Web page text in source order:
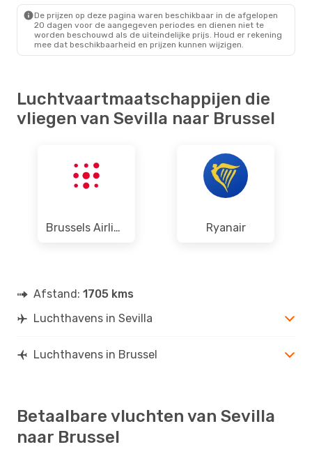
De prijzen op deze pagina waren beschikbaar in de afgelopen
20 dagen voor de aangegeven periodes en dienen niet te
worden beschouwd als de uiteindelijke prijs. Houd er rekening
mee dat beschikbaarheid en prijzen kunnen wijzigen.
Luchtvaartmaatschappijen die
vliegen van Sevilla naar Brussel
Brussels Airlines Ryanair
Afstand: 1705 kms
Luchthavens in Sevilla
Luchthavens in Brussel
Betaalbare vluchten van Sevilla
naar Brussel